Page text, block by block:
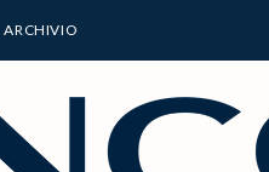
ARCHIVIO